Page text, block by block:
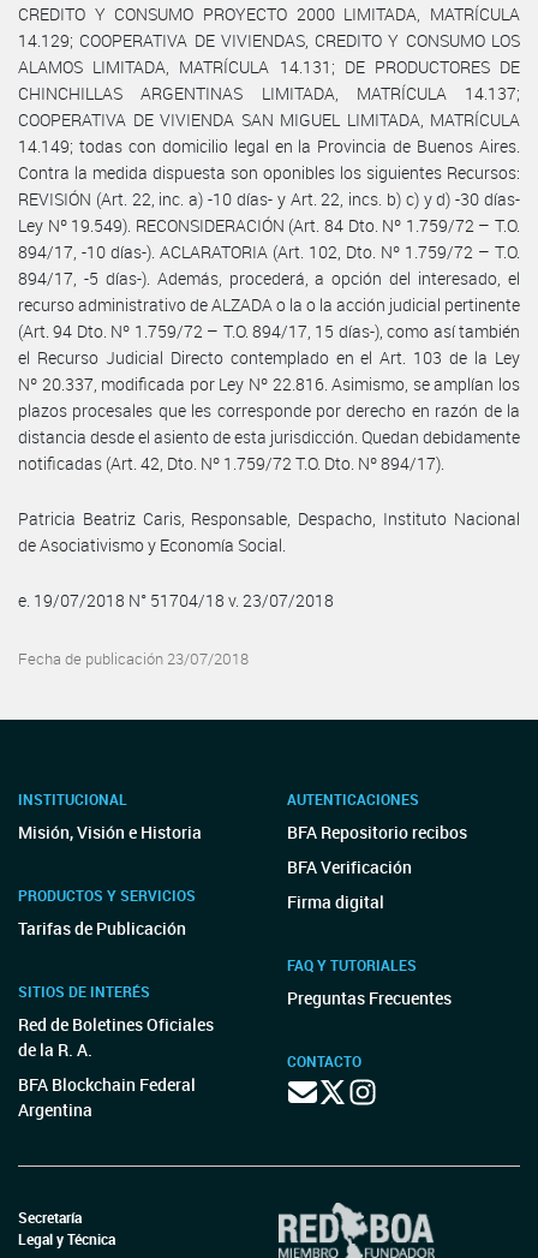
CREDITO Y CONSUMO PROYECTO 2000 LIMITADA, MATRÍCULA
14.129; COOPERATIVA DE VIVIENDAS, CREDITO Y CONSUMO LOS
ALAMOS LIMITADA, MATRÍCULA 14.131; DE PRODUCTORES DE
CHINCHILLAS ARGENTINAS LIMITADA, MATRÍCULA 14.137;
COOPERATIVA DE VIVIENDA SAN MIGUEL LIMITADA, MATRÍCULA
14.149; todas con domicilio legal en la Provincia de Buenos Aires.
Contra la medida dispuesta son oponibles los siguientes Recursos:
REVISIÓN (Art. 22, inc. a) -10 días- y Art. 22, incs. b) c) y d) -30 días-
Ley Nº 19.549). RECONSIDERACIÓN (Art. 84 Dto. Nº 1.759/72 – T.O.
894/17, -10 días-). ACLARATORIA (Art. 102, Dto. Nº 1.759/72 – T.O.
894/17, -5 días-). Además, procederá, a opción del interesado, el
recurso administrativo de ALZADA o la o la acción judicial pertinente
(Art. 94 Dto. Nº 1.759/72 – T.O. 894/17, 15 días-), como así también
el Recurso Judicial Directo contemplado en el Art. 103 de la Ley
Nº 20.337, modificada por Ley Nº 22.816. Asimismo, se amplían los
plazos procesales que les corresponde por derecho en razón de la
distancia desde el asiento de esta jurisdicción. Quedan debidamente
notificadas (Art. 42, Dto. Nº 1.759/72 T.O. Dto. Nº 894/17).
Patricia Beatriz Caris, Responsable, Despacho, Instituto Nacional
de Asociativismo y Economía Social.
e. 19/07/2018 N° 51704/18 v. 23/07/2018
Fecha de publicación 23/07/2018
INSTITUCIONAL
Misión, Visión e Historia
PRODUCTOS Y SERVICIOS
Tarifas de Publicación
SITIOS DE INTERÉS
Red de Boletines Oficiales
de la R. A.
BFA Blockchain Federal
Argentina
AUTENTICACIONES
BFA Repositorio recibos
BFA Verificación
Firma digital
FAQ Y TUTORIALES
Preguntas Frecuentes
CONTACTO
Secretaría
Legal y Técnica